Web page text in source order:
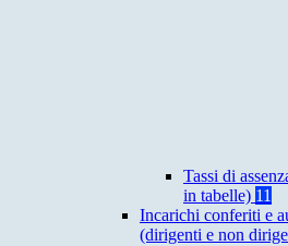
Tassi di
in tabelle) 11
Incarichi conferiti e
(dirigenti e non